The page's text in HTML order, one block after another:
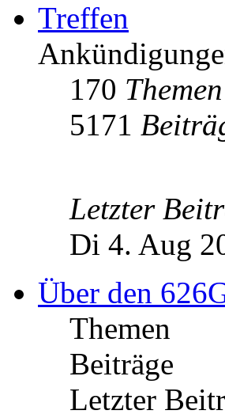
Treffen
170 Themen
5171
Letzter
Di 4. Aug
Über den
Themen
Beiträge
Letzter